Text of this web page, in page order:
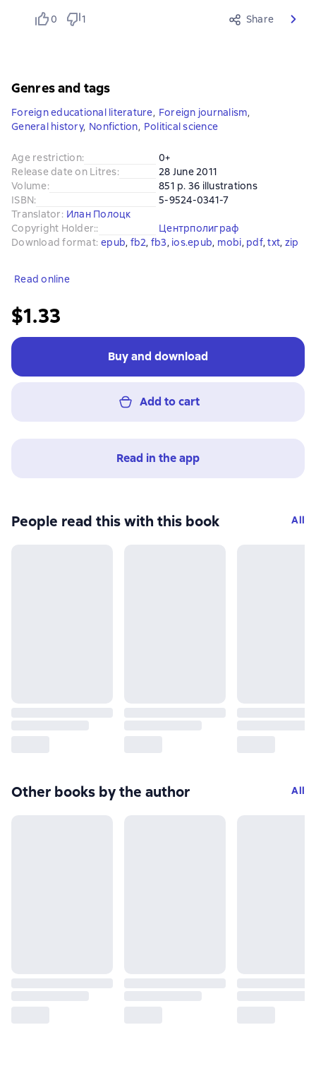
0 1 Share
Genres and tags
Foreign educational literature, Foreign journalism,
General history, Nonfiction, Political science
Age restriction:
0+
Release date on Litres:
28 June 2011
Volume:
851 p. 36 illustrations
ISBN:
5-9524-0341-7
Translator: Илан Полоцк
Copyright Holder::
Центрполиграф
Download format: epub, fb2, fb3, ios.epub, mobi, pdf, txt, zip
Read online
$1.33
Buy and download
Add to cart
Read in the app
People read this with this book All
Other books by the author All